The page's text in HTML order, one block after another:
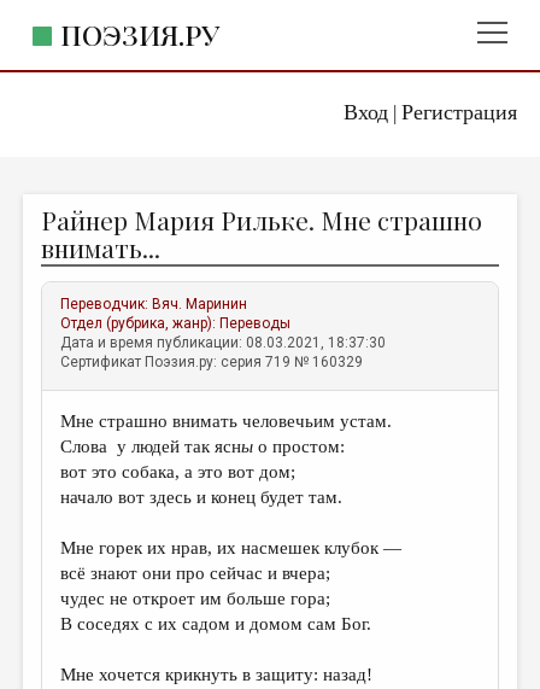
Вход| Регистрация
ПОЭЗИЯ.РУ
ЖАНРЫ
АВТОРЫ
КОММЕНТАРИИ
ЛИТСАЛОН
ПРАВИЛА САЙТА
ОТДЕЛЫ И РУБРИКИ
ДАЙДЖЕСТ
ПРОИЗВЕДЕНИЯ
Райнер Мария Рильке. Мне страшно
внимать...
Переводчик: Вяч. Маринин
Отдел (рубрика, жанр): Переводы
Дата и время публикации: 08.03.2021, 18:37:30
Сертификат Поэзия.ру: серия 719 № 160329
Мне страшно внимать человечьим устам.
Слова у людей так ясны о простом:
вот это собака, а это вот дом;
начало вот здесь и конец будет там.
Мне горек их нрав, их насмешек клубок —
всё знают они про сейчас и вчера;
чудес не откроет им больше гора;
В соседях с их садом и домом сам Бог.
Мне хочется крикнуть в защиту: назад!